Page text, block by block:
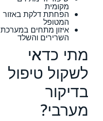
מקומית
הפחתת דלקת באזור
המטופל
איזון מתחים במערכת
השרירים והשלד
מתי כדאי
לשקול טיפול
בדיקור
מערבי?